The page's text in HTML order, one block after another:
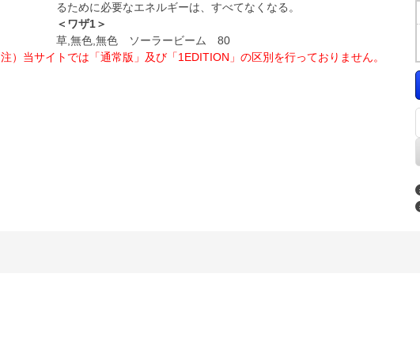
るために必要なエネルギーは、すべてなくなる。
＜ワザ1＞
草,無色,無色 ソーラービーム 80
注）当サイトでは「通常版」及び「1EDITION」の区別を行っておりません。